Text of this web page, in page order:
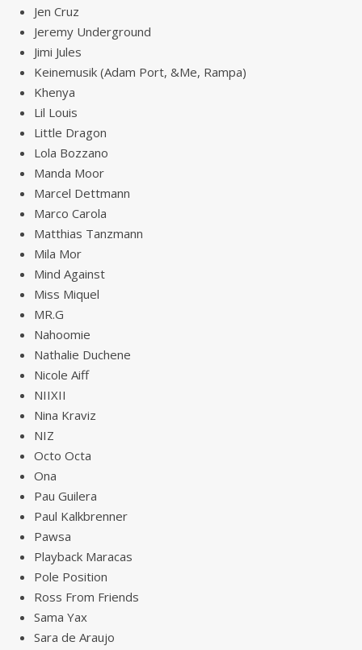
Jen Cruz
Jeremy Underground
Jimi Jules
Keinemusik (Adam Port, &Me, Rampa)
Khenya
Lil Louis
Little Dragon
Lola Bozzano
Manda Moor
Marcel Dettmann
Marco Carola
Matthias Tanzmann
Mila Mor
Mind Against
Miss Miquel
MR.G
Nahoomie
Nathalie Duchene
Nicole Aiff
NIIXII
Nina Kraviz
NIZ
Octo Octa
Ona
Pau Guilera
Paul Kalkbrenner
Pawsa
Playback Maracas
Pole Position
Ross From Friends
Sama Yax
Sara de Araujo